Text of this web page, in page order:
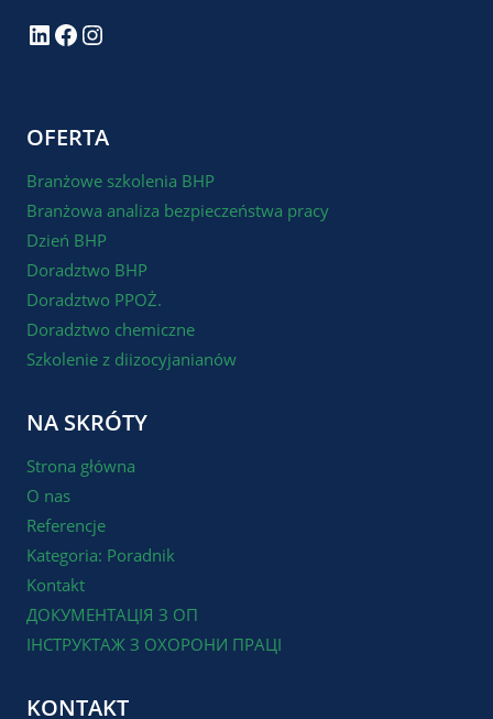
LinkedIn
Facebook
Instagram
OFERTA
Branżowe szkolenia BHP
Branżowa analiza bezpieczeństwa pracy
Dzień BHP
Doradztwo BHP
Doradztwo PPOŻ.
Doradztwo chemiczne
Szkolenie z diizocyjanianów
NA SKRÓTY
Strona główna
O nas
Referencje
Kategoria: Poradnik
Kontakt
ДОКУМЕНТАЦІЯ З ОП
ІНСТРУКТАЖ З ОХОРОНИ ПРАЦІ
KONTAKT